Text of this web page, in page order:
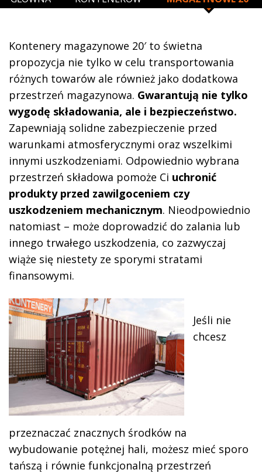
Kontenery magazynowe 20′ to świetna
propozycja nie tylko w celu transportowania
różnych towarów ale również jako dodatkowa
przestrzeń magazynowa. Gwarantują nie tylko
wygodę składowania, ale i bezpieczeństwo.
Zapewniają solidne zabezpieczenie przed
warunkami atmosferycznymi oraz wszelkimi
innymi uszkodzeniami. Odpowiednio wybrana
przestrzeń składowa pomoże Ci uchronić
produkty przed zawilgoceniem czy
uszkodzeniem mechanicznym. Nieodpowiednio
natomiast – może doprowadzić do zalania lub
innego trwałego uszkodzenia, co zazwyczaj
wiąże się niestety ze sporymi stratami
finansowymi.
Jeśli nie
chcesz
przeznaczać znacznych środków na
wybudowanie potężnej hali, możesz mieć sporo
tańszą i równie funkcjonalną przestrzeń